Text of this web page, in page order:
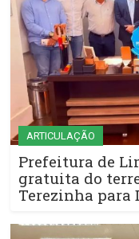
ARTICULAÇÃO
Prefeitura de
gratuita do
Terezinha para